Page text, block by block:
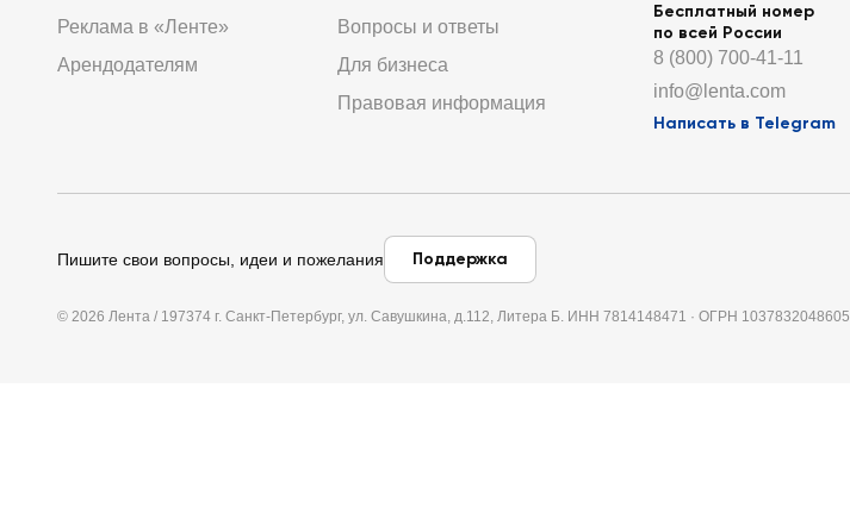
Реклама в «Ленте»
Арендодателям
Вопросы и ответы
Для бизнеса
Правовая информация
Бесплатный номер
по всей России
8 (800) 700-41-11
info@lenta.com
Написать в Telegram
Пишите свои вопросы, идеи и пожелания Поддержка
© 2026 Лента / 197374 г. Санкт-Петербург, ул. Савушкина, д.112, Литера Б. ИНН 7814148471 · ОГРН 1037832048605